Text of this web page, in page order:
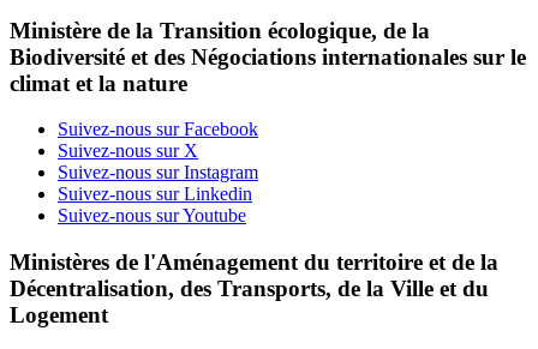
Ministère de la Transition écologique, de la
Biodiversité et des Négociations internationales sur le
climat et la nature
Suivez-nous sur Facebook
Suivez-nous sur X
Suivez-nous sur Instagram
Suivez-nous sur Linkedin
Suivez-nous sur Youtube
Ministères de l'Aménagement du territoire et de la
Décentralisation, des Transports, de la Ville et du
Logement